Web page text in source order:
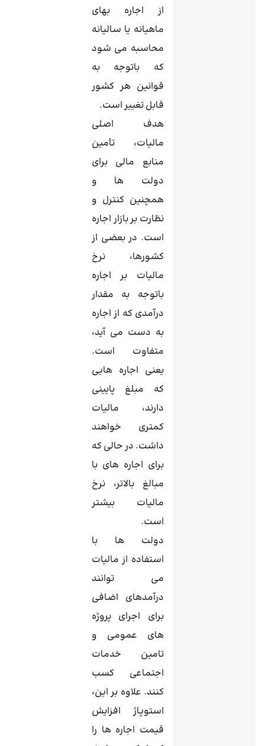
از اجاره ‌بهای
ماهیانه یا سالیانه
محاسبه می شود
که باتوجه به
قوانین هر کشور
قابل تغییر است.
هدف اصلی
مالیات، تأمین
منابع مالی برای
دولت‌ ها و
همچنین کنترل و
نظارت بر بازار اجاره
است. در بعضی از
کشورها، نرخ
مالیات بر اجاره
باتوجه به مقدار
درآمدی که از اجاره
به ‌دست می ‌آید،
متفاوت است.
یعنی اجاره ‌هایی
که مبلغ پایینی
دارند، مالیات
کمتری خواهند
داشت. در حالی که
برای اجاره ‌های با
مبالغ بالاتر، نرخ
مالیات بیشتر
است.
دولت ها با
استفاده از مالیات
می توانند
درآمدهای اضافی
برای اجرای پروژه
های عمومی و
تامین خدمات
اجتماعی کسب
کنند. علاوه بر این،
استوپاژ افزایش
قیمت اجاره ‌ها را